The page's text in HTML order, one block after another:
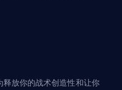
放你的战术创造性和让你